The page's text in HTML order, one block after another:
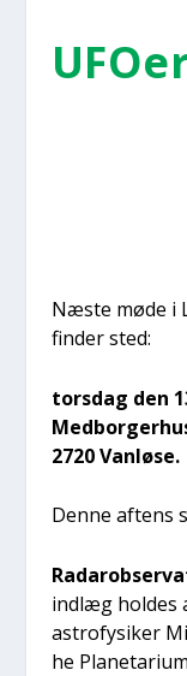
Næste møde i
fin­der sted:
tors­dag den
2720 Van­lø­se.
Den­ne aftens
ind­læg hol­des
astro­fy­si­ker
he